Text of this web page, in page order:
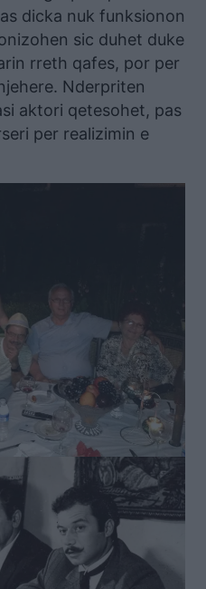
dicka nuk funksionon
sic duhet duke
rreth qafes, por per
Nderpriten
aktori qetesohet, pas
per realizimin e